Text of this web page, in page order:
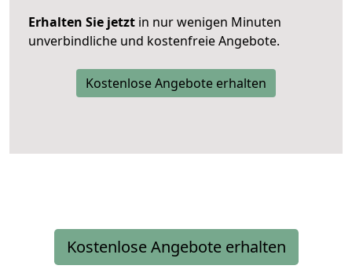
Erhalten Sie jetzt in nur wenigen Minuten
unverbindliche und kostenfreie Angebote.
Kostenlose Angebote erhalten
Kostenlose Angebote erhalten